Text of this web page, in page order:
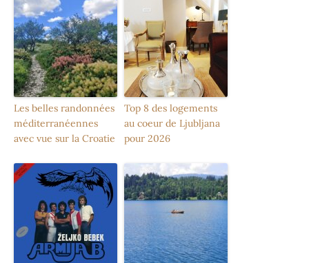
Les belles randonnées
méditerranéennes
avec vue sur la Croatie
Top 8 des logements
au coeur de Ljubljana
pour 2026